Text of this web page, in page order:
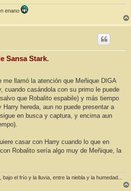
enano
Sansa Stark.
me llamó la atención que Meñique DIGA
cuando casándola con su primo le puede
que Robalito espabile) y más tiempo
hereda, aun no puede presentar a
en busca y captura, y encima aun
casar con Harry cuando lo que en
Robalito sería algo muy de Meñique, la
el frío y la lluvia, entre la niebla y la humedad...